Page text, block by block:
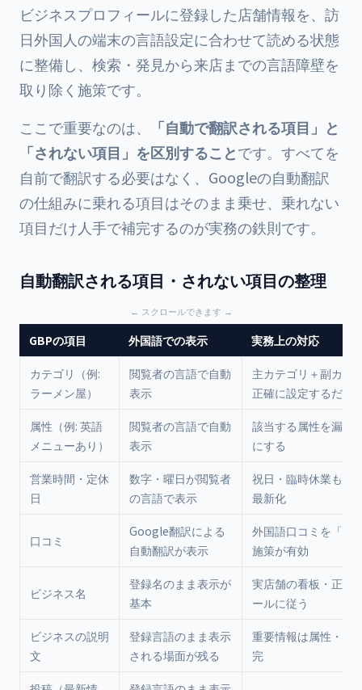
ビジネスプロフィールに登録した店舗情報を、訪
日外国人の端末の言語設定に合わせて読める状態
に整備し、検索・発見から来店までの言語障壁を
取り除く施策です。
ここで重要なのは、
「自動で翻訳される項目」と
「されない項目」を区別することです。すべてを
自前で翻訳する必要はなく、Googleの自動翻訳
の仕組みに乗れる項目はそのまま乗せ、乗れない
項目だけ人手で補完するのが実務の鉄則です。
自動翻訳される項目・されない項目の整理
GBPの項目 外国語での表示 実務上の対応
カテゴリ（例:
ラーメン屋）
閲覧者の言語で自動
表示
主カテゴリ＋副カテ
正確に設定するだけ
属性（例: 英語
メニューあり）
閲覧者の言語で自動
表示
該当する属性を漏れ
にする
営業時間・定休
日
数字・曜日が閲覧者
の言語で表示
祝日・臨時休業も含
最新化
口コミ
Google翻訳による
自動翻訳が表示
外国語口コミを「も
施策が有効
ビジネス名
登録名のまま表示が
基本
実店舗の看板・正式
ールに従う
ビジネスの説明
文
登録言語のまま表示
される場面が残る
重要情報は属性・写
完